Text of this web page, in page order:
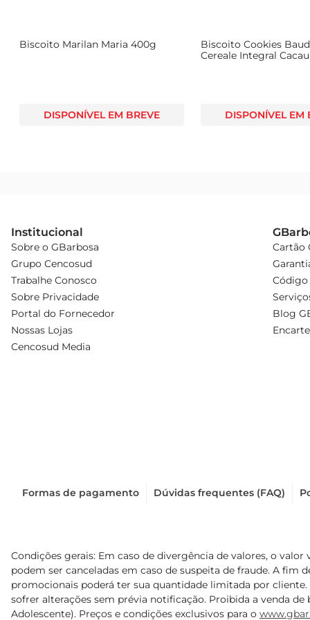
Biscoito Marilan Maria 400g
DISPONÍVEL EM BREVE
Biscoito Cookies
Cereale Integral
DISPONÍVEL EM
Institucional
Sobre o GBarbosa
Grupo Cencosud
Trabalhe Conosco
Sobre Privacidade
Portal do Fornecedor
Nossas Lojas
Cencosud Media
Cartão
Código
Blog
Formas de pagamento Dúvidas frequentes (FAQ)
Condições gerais: Em caso de divergência de valores, o
podem ser canceladas em caso de suspeita de fraude. A
promocionais poderá ter sua quantidade limitada por
sofrer alterações sem prévia notificação. Proibida a venda de
Adolescente). Preços e condições exclusivos para o